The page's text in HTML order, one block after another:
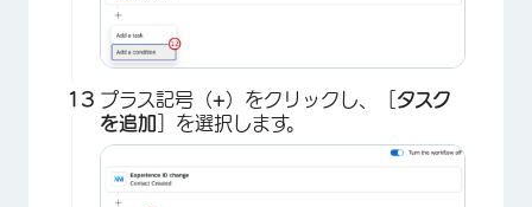
プラス記号（+）をクリックし、［ タスク
を追加 ］を選択します。